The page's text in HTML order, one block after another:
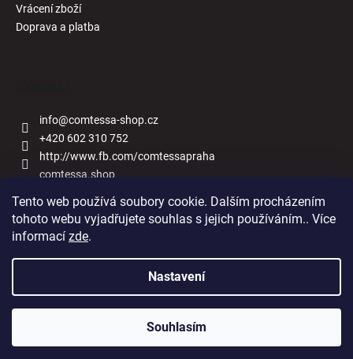
Tento web používá soubory cookie. Dalším procházením
tohoto webu vyjadřujete souhlas s jejich používáním.. Více
informací zde.
Nastavení
Souhlasím
Vrácení zboží
Doprava a platba
info@comtessa-shop.cz
+420 602 310 752
http://www.fb.com/comtessapraha
comtessa.shop
Comtessa-shop.cz. Všechna práva vyhrazena.